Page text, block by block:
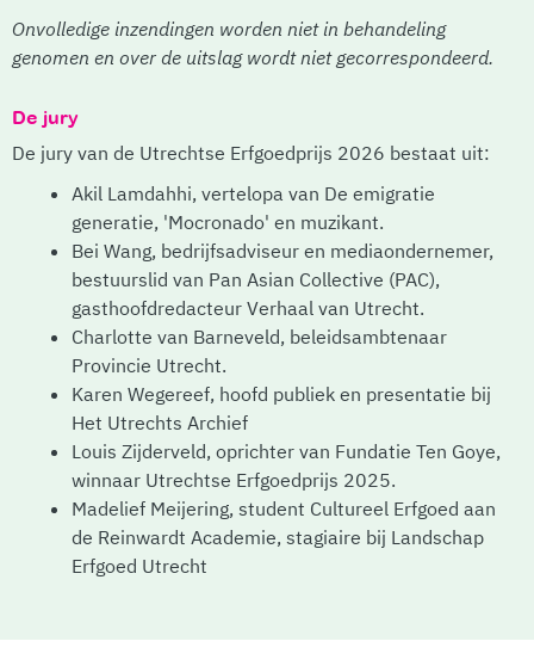
Onvolledige inzendingen worden niet in behandeling
genomen en over de uitslag wordt niet gecorrespondeerd.
De jury
De jury van de Utrechtse Erfgoedprijs 2026 bestaat uit:
Akil Lamdahhi, vertelopa van De emigratie
generatie, 'Mocronado' en muzikant.
Bei Wang, bedrijfsadviseur en mediaondernemer,
bestuurslid van Pan Asian Collective (PAC),
gasthoofdredacteur Verhaal van Utrecht.
Charlotte van Barneveld, beleidsambtenaar
Provincie Utrecht.
Karen Wegereef, hoofd publiek en presentatie bij
Het Utrechts Archief
Louis Zijderveld, oprichter van Fundatie Ten Goye,
winnaar Utrechtse Erfgoedprijs 2025.
Madelief Meijering, student Cultureel Erfgoed aan
de Reinwardt Academie, stagiaire bij Landschap
Erfgoed Utrecht